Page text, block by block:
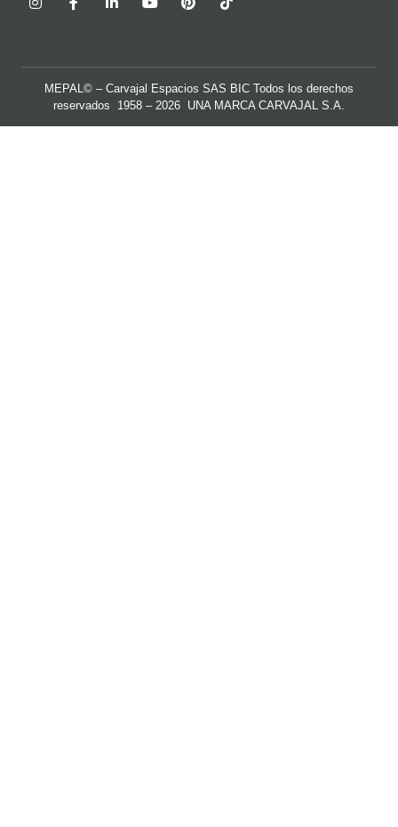
MEPAL© – Carvajal Espacios SAS BIC Todos los derechos
reservados 1958 – 2026 UNA MARCA CARVAJAL S.A.